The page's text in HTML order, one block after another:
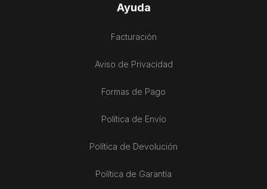
Ayuda
Facturación
Aviso de Privacidad
Formas de Pago
Política de Envío
Política de Devolución
Política de Garantía